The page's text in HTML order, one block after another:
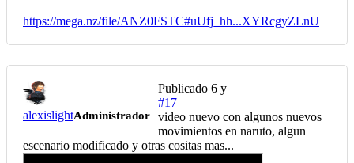
https://mega.nz/file/ANZ0FSTC#uUfj_hh...XYRcgyZLnU
alexislightAdministrador
Publicado 6 y
#17
video nuevo con algunos nuevos
movimientos en naruto, algun
escenario modificado y otras cositas mas...